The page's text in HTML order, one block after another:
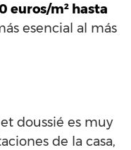
euros/m² hasta
esencial al más
doussié es muy
de la casa,